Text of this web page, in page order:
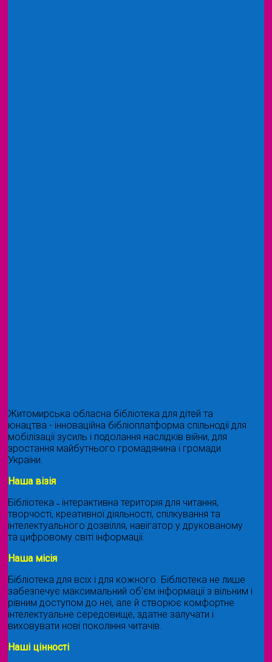
Житомирська обласна бібліотека для дітей та
юнацтва - інноваційна бібліоплатформа спільнодії для
мобілізації зусиль і подолання наслідків війни, для
зростання майбутнього громадянина і громади
України.
Наша візія
Бібліотека ˗ інтерактивна територія для читання,
творчості, креативної діяльності, спілкування та
інтелектуального дозвілля, навігатор у друкованому
та цифровому світі інформації.
Наша місія
Бібліотека для всіх і для кожного. Бібліотека не лише
забезпечує максимальний об'єм інформації з вільним і
рівним доступом до неї, але й створює комфортне
інтелектуальне середовище, здатне залучати і
виховувати нові покоління читачів.
Наші цінності